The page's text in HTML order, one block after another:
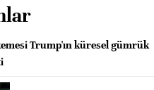
Trump'ın küresel gümrük